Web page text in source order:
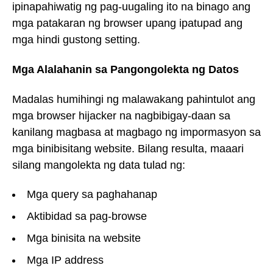
ipinapahiwatig ng pag-uugaling ito na binago ang
mga patakaran ng browser upang ipatupad ang
mga hindi gustong setting.
Mga Alalahanin sa Pangongolekta ng Datos
Madalas humihingi ng malawakang pahintulot ang
mga browser hijacker na nagbibigay-daan sa
kanilang magbasa at magbago ng impormasyon sa
mga binibisitang website. Bilang resulta, maaari
silang mangolekta ng data tulad ng:
Mga query sa paghahanap
Aktibidad sa pag-browse
Mga binisita na website
Mga IP address